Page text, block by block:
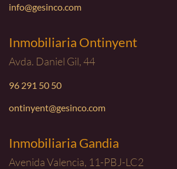
info@gesinco.com
Inmobiliaria Ontinyent
Avda. Daniel Gil, 44
96 291 50 50
ontinyent@gesinco.com
Inmobiliaria Gandia
Avenida Valencia, 11-PBJ-LC2